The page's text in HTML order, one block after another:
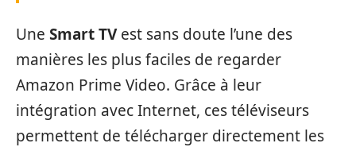
Une Smart TVest sans doute l’une des
manières les plus faciles de regarder
Amazon Prime Video. Grâce à leur
intégration avec Internet, ces téléviseurs
permettent de télécharger directement les